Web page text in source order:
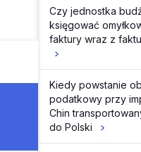
Czy jednostka
księgować
faktury wraz z
Kiedy powstanie
podatkowy przy
Chin
do Polski